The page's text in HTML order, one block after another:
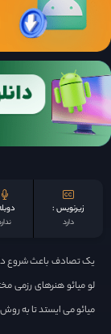
زیرنویس :
دارد
یک تصادف باعث شروع
لو میائو هنرهای رزمی
میائو می ایستد تا به